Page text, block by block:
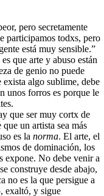
pero secretamente
participamos todxs, pero
está muy sensible.”
que arte y abuso están
de genio no puede
algo sublime, debe
unos forros es porque le
que ser muy cortx de
un artista sea más
es la norma. El arte, el
de dominación, los
expone. No debe venir a
construye desde abajo,
no es la que persigue a
exaltó, y sigue